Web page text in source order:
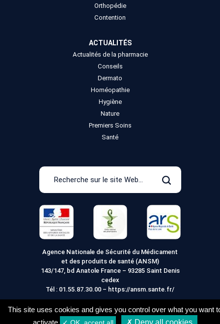
Orthopédie
Contention
ACTUALITÉS
Actualités de la pharmacie
Conseils
Dermato
Homéopathie
Hygiène
Nature
Premiers Soins
Santé
Recherche
le
site
Web
Rechercher
Agence Nationale de Sécurité du Médicament
et des produits de santé (ANSM)
143/147, bd Anatole France – 93285 Saint Denis
cedex
Tél : 01.55.87.30.00 – https://ansm.sante.fr/
This site uses cookies and gives you control over what you want
activate
✗ Deny all cookies